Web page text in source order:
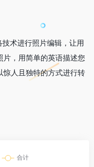
术进行照片编辑，让用
片，用简单的英语描述您
惊人且独特的方式进行转